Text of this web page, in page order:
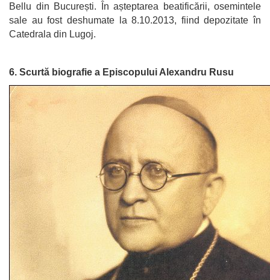
Bellu din București. În așteptarea beatificării, osemintele
sale au fost deshumate la 8.10.2013, fiind depozitate în
Catedrala din Lugoj.
6. Scurtă biografie a Episcopului Alexandru Rusu